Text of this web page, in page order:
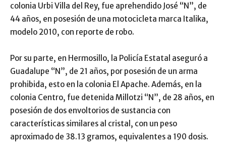
colonia Urbi Villa del Rey, fue aprehendido José “N”, de
44 años, en posesión de una motocicleta marca Italika,
modelo 2010, con reporte de robo.
Por su parte, en Hermosillo, la Policía Estatal aseguró a
Guadalupe “N”, de 21 años, por posesión de un arma
prohibida, esto en la colonia El Apache. Además, en la
colonia Centro, fue detenida Millotzi “N”, de 28 años, en
posesión de dos envoltorios de sustancia con
características similares al cristal, con un peso
aproximado de 38.13 gramos, equivalentes a 190 dosis.